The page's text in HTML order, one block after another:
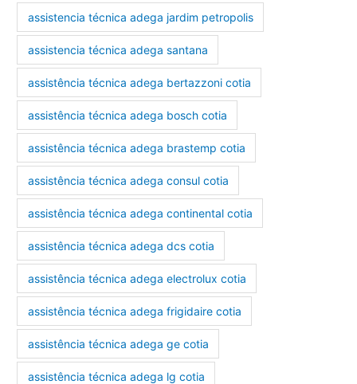
assistencia técnica adega jardim petropolis
assistencia técnica adega santana
assistência técnica adega bertazzoni cotia
assistência técnica adega bosch cotia
assistência técnica adega brastemp cotia
assistência técnica adega consul cotia
assistência técnica adega continental cotia
assistência técnica adega dcs cotia
assistência técnica adega electrolux cotia
assistência técnica adega frigidaire cotia
assistência técnica adega ge cotia
assistência técnica adega lg cotia